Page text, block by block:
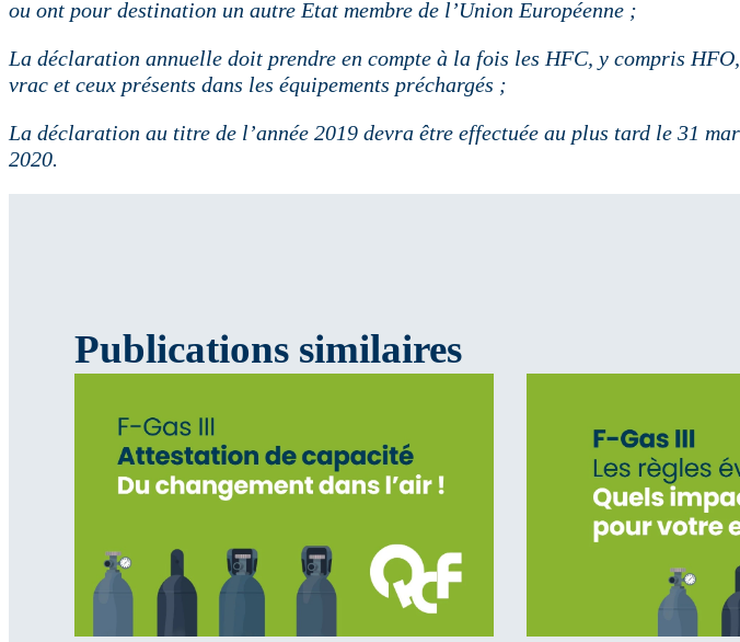
ou ont pour destination un autre Etat membre de l’Union Européenne ;
La déclaration annuelle doit prendre en compte à la fois les HFC, y compris
vrac et ceux présents dans les équipements préchargés ;
La déclaration au titre de l’année 2019 devra être effectuée au plus tard le 31
2020.
Publications similaires